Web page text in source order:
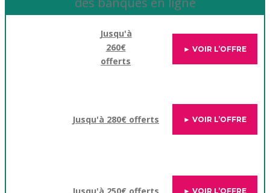
Jusqu'à
260€
offerts
► VOIR L’OFFRE
Jusqu'à 280€ offerts ► VOIR L’OFFRE
► VOIR L’OFFRE